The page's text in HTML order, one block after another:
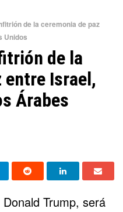
de la ceremonia de paz
Unidos
de la
entre Israel,
Árabes
Trump, será